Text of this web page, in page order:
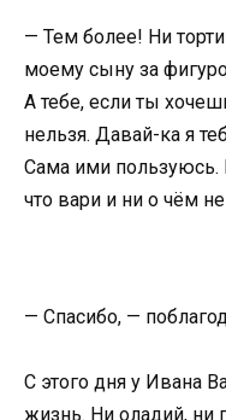
— Тем более! Ни
моему сыну за
А тебе, если ты
нельзя. Давай-ка я
Сама ими пользуюсь.
что вари и ни о чём
— Спасибо, —
С этого дня у Ивана
жизнь. Ни оладий, ни